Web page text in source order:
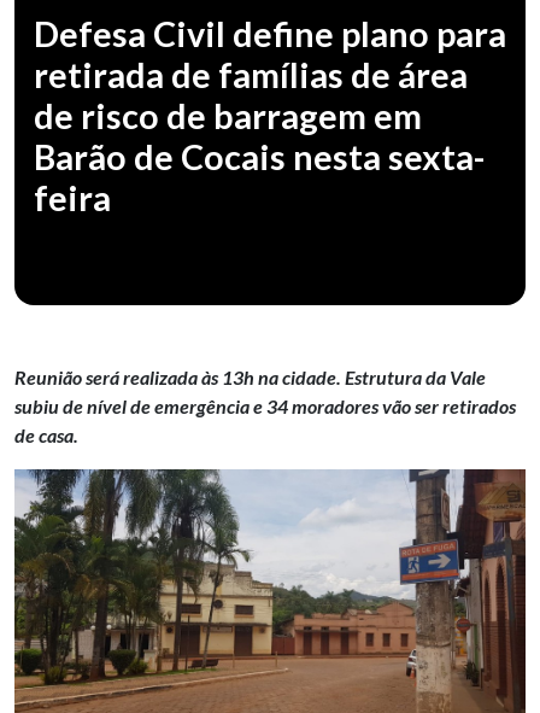
Defesa Civil define plano para
retirada de famílias de área
de risco de barragem em
Barão de Cocais nesta sexta-
feira
Reunião será realizada às 13h na cidade. Estrutura da Vale
subiu de nível de emergência e 34 moradores vão ser retirados
de casa.